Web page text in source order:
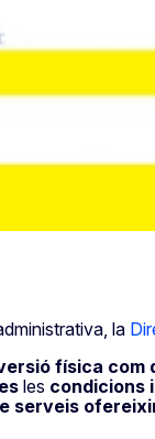
la
física com
les condicions
serveis